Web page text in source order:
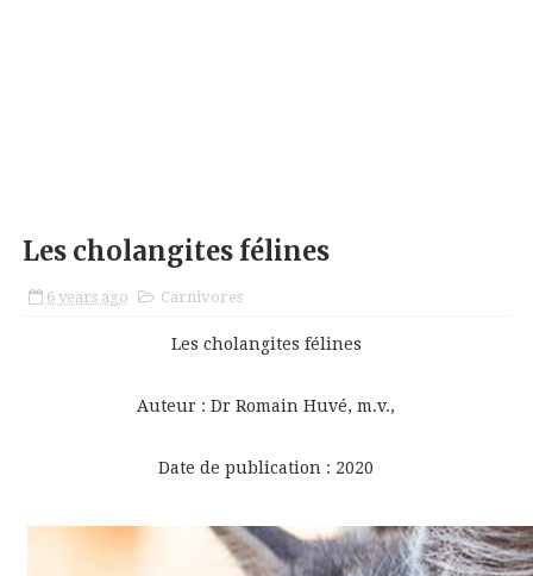
Les cholangites félines
6 years ago Carnivores
Les cholangites félines
Auteur : Dr Romain Huvé, m.v.,
Date de publication : 2020